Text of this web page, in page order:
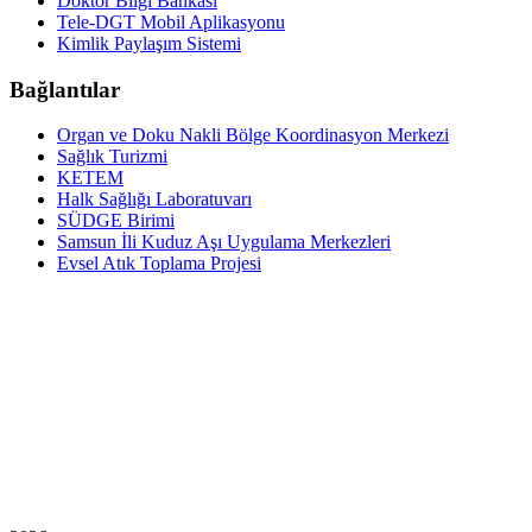
Tele-DGT Mobil Aplikasyonu
Kimlik Paylaşım Sistemi
Bağlantılar
Organ ve Doku Nakli Bölge Koordinasyon Merkezi
Sağlık Turizmi
KETEM
Halk Sağlığı Laboratuvarı
SÜDGE Birimi
Samsun İli Kuduz Aşı Uygulama Merkezleri
Evsel Atık Toplama Projesi